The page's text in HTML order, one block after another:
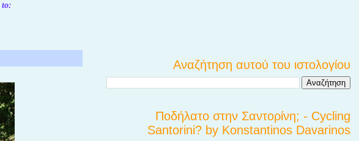
to:
Αναζήτηση αυτού του ιστολογίου
Ποδήλατο στην Σαντορίνη; - Cycling
Santorini? by Konstantinos Davarinos